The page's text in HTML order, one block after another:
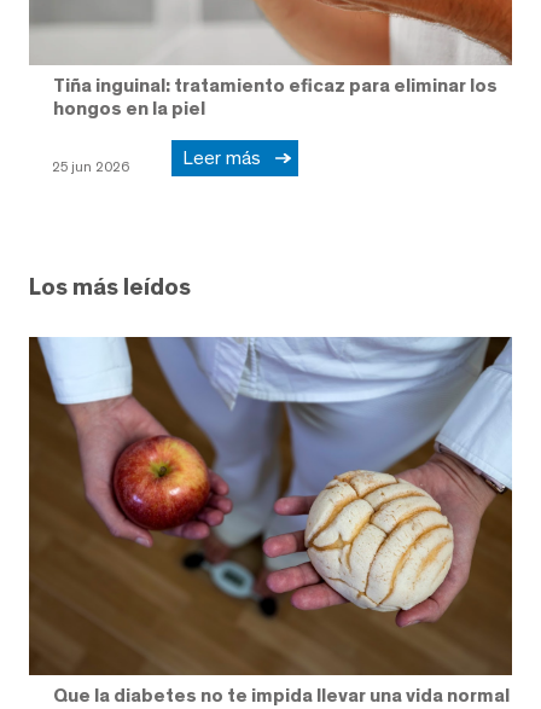
Tiña inguinal: tratamiento eficaz para eliminar los
hongos en la piel
25 jun 2026 Leer más
Los más leídos
Que la diabetes no te impida llevar una vida normal